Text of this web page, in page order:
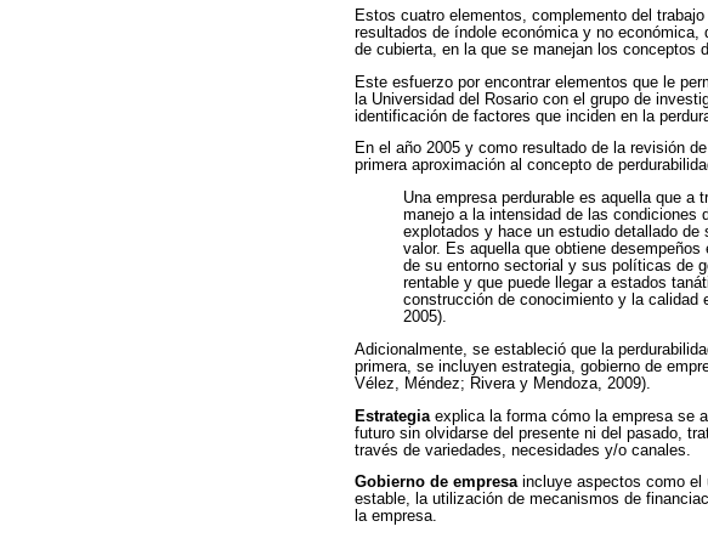
Estos cuatro elementos, complemento del
resultados de índole económica y no económica,
de cubierta, en la que se manejan los conceptos
Este esfuerzo por encontrar elementos que le
la Universidad del Rosario con el grupo de
identificación de factores que inciden en la
En el año 2005 y como resultado de la revisión
primera aproximación al concepto de
Una empresa perdurable es aquella que
manejo a la intensidad de las condiciones
explotados y hace un estudio detallado
valor. Es aquella que obtiene
de su entorno sectorial y sus políticas de
rentable y que puede llegar a estados
construcción de conocimiento y la calidad
2005).
Adicionalmente, se estableció que la
primera, se incluyen estrategia, gobierno de
Vélez, Méndez; Rivera y Mendoza, 2009).
Estrategia explica la forma cómo la empresa se
futuro sin olvidarse del presente ni del pasado,
través de variedades, necesidades y/o canales.
Gobierno de empresaincluye aspectos como el
estable, la utilización de mecanismos de
la empresa.